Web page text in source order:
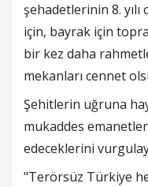
şehadetlerinin 8.
için, bayrak için
bir kez daha
mekanları cennet
Şehitlerin uğruna
mukaddes
edeceklerini
"Terörsüz Türkiye